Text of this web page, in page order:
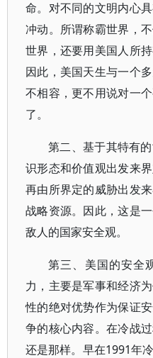
命。对不同的文明内心
冲动。所谓称霸世界，
世界，还要用美国人所
因此，美国天生与一个
不相容，更不用说对一
了。
第二、基于其特有
识形态和价值观出发来
再由所界定的威胁出发
战略资源。因此，这是
敌人的国家安全观。
第三、美国的安全
力，主要是军事和经济
性的绝对优势作为保证
争的核心内容。在冷战
还是那样。早在1991年